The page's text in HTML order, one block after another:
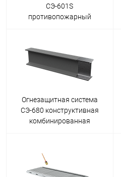
СЭ-601S
противопожарный
Огнезащитная система
СЭ-680 конструктивная
комбинированная